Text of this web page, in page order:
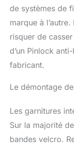
de systèmes de
marque à l’autre.
risquer de
d’un Pinlock
fabricant.
Le démontage
Les garnitures
Sur la majorité
bandes velcro.